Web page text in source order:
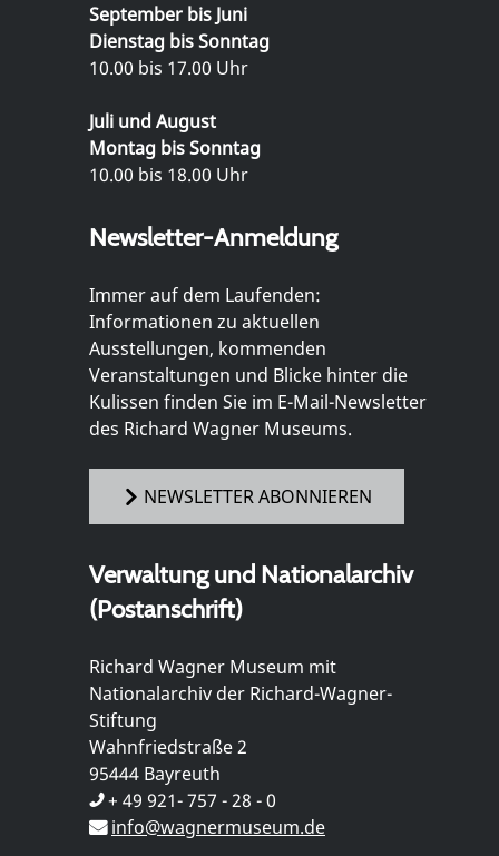
September bis Juni
Dienstag bis Sonntag
10.00 bis 17.00 Uhr
Juli und August
Montag bis Sonntag
10.00 bis 18.00 Uhr
Newsletter-Anmeldung
Immer auf dem Laufenden:
Informationen zu aktuellen
Ausstellungen, kommenden
Veranstaltungen und Blicke hinter die
Kulissen finden Sie im E-Mail-Newsletter
des Richard Wagner Museums.
NEWSLETTER ABONNIEREN
Verwaltung und Nationalarchiv
(Postanschrift)
Richard Wagner Museum mit
Nationalarchiv der Richard-Wagner-
Stiftung
Wahnfriedstraße 2
95444 Bayreuth
+ 49 921- 757 - 28 - 0
info@wagnermuseum.de